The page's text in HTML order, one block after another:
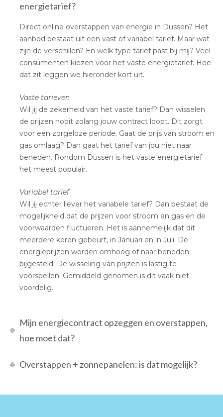
energietarief?
Direct online overstappen van energie in Dussen? Het
aanbod bestaat uit een vast of variabel tarief. Maar wat
zijn de verschillen? En welk type tarief past bij mij? Veel
consumenten kiezen voor het vaste energietarief. Hoe
dat zit leggen we hieronder kort uit.
Vaste tarieven
Wil jij de zekerheid van het vaste tarief? Dan wisselen
de prijzen nooit zolang jouw contract loopt. Dit zorgt
voor een zorgeloze periode. Gaat de prijs van stroom en
gas omlaag? Dan gaat het tarief van jou niet naar
beneden. Rondom Dussen is het vaste energietarief
het meest populair.
Variabel tarief
Wil jij echter liever het variabele tarief? Dan bestaat de
mogelijkheid dat de prijzen voor stroom en gas en de
voorwaarden fluctueren. Het is aannemelijk dat dit
meerdere keren gebeurt, in Januari en in Juli. De
energieprijzen worden omhoog of naar beneden
bijgesteld. De wisseling van prijzen is lastig te
voorspellen. Gemiddeld genomen is dit vaak niet
voordelig.
Mijn energiecontract opzeggen en overstappen,
hoe moet dat?
Overstappen + zonnepanelen: is dat mogelijk?